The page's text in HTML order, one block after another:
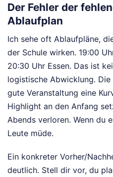
Der Fehler der
Ablaufplan
Ich sehe oft Ablaufpläne,
der Schule wirken. 19:00
20:30 Uhr Essen. Das ist
logistische Abwicklung.
gute Veranstaltung eine
Highlight an den Anfang
Abends verloren. Wenn du
Leute müde.
Ein konkreter Vorher/
deutlich. Stell dir vor, du